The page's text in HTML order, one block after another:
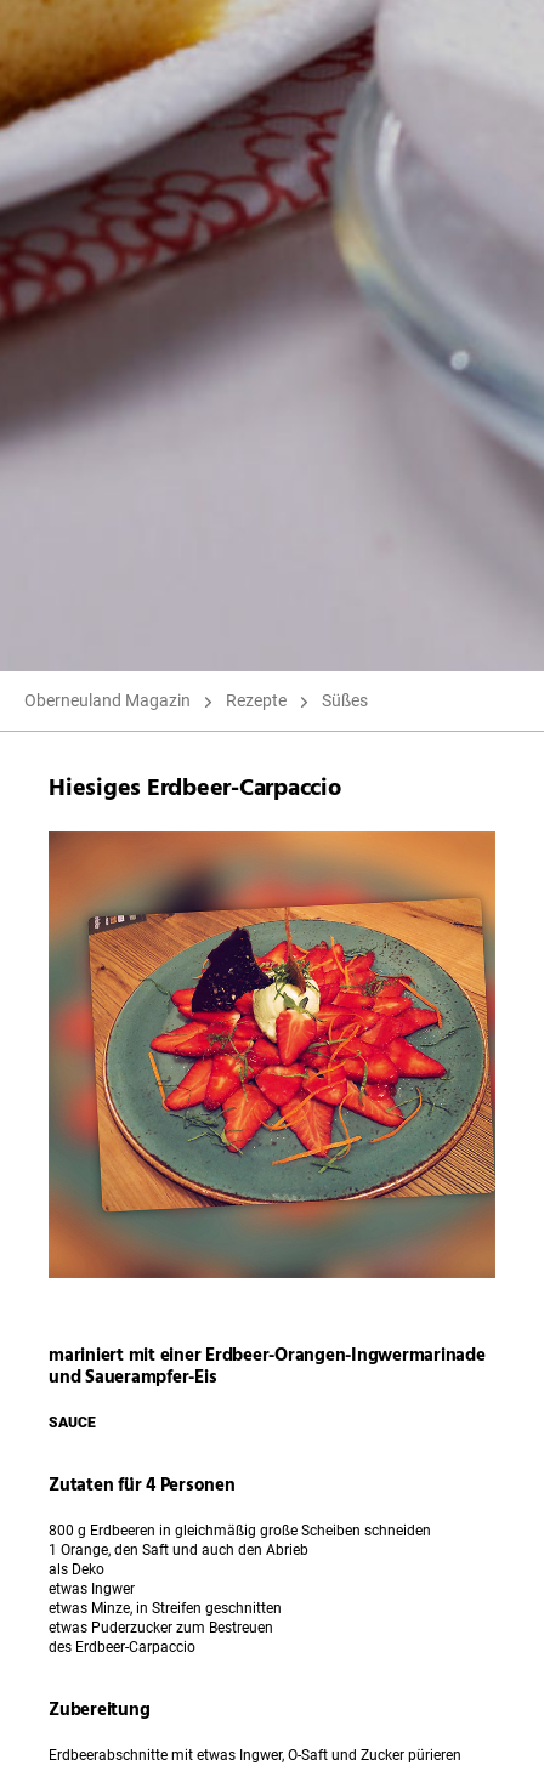
Oberneuland Magazin Rezepte Süßes
Hiesiges Erdbeer-Carpaccio
mariniert mit einer Erdbeer-Orangen-Ingwermarinade
und Sauerampfer-Eis
SAUCE
Zutaten für 4 Personen
800 g Erdbeeren in gleichmäßig große Scheiben schneiden
1 Orange, den Saft und auch den Abrieb
als Deko
etwas Ingwer
etwas Minze, in Streifen geschnitten
etwas Puderzucker zum Bestreuen
des Erdbeer-Carpaccio
Zubereitung
Erdbeerabschnitte mit etwas Ingwer, O-Saft und Zucker pürieren